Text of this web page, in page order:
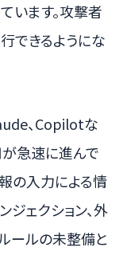
います。攻撃者
できるようにな
、Copilotな
急速に進んで
報の入力による情
ジェクション、外
ールの未整備と